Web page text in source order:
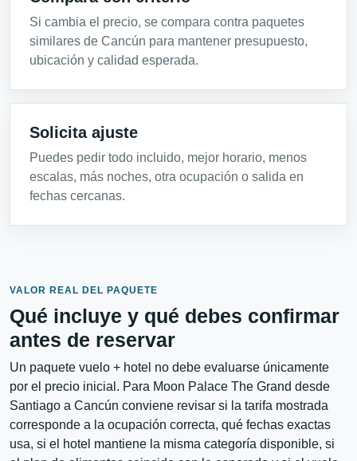
Si cambia el precio, se compara contra paquetes
similares de Cancún para mantener presupuesto,
ubicación y calidad esperada.
Solicita ajuste
Puedes pedir todo incluido, mejor horario, menos
escalas, más noches, otra ocupación o salida en
fechas cercanas.
VALOR REAL DEL PAQUETE
Qué incluye y qué debes confirmar
antes de reservar
Un paquete vuelo + hotel no debe evaluarse únicamente
por el precio inicial. Para Moon Palace The Grand desde
Santiago a Cancún conviene revisar si la tarifa mostrada
corresponde a la ocupación correcta, qué fechas exactas
usa, si el hotel mantiene la misma categoría disponible, si